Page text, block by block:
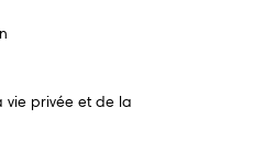
privée et de la